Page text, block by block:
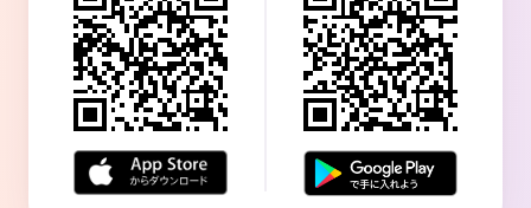
換も可能な立席に変わります。
のどが乾いたらお飲み物（ウーロン茶やアイスティー）をご自由にお取
りください（セルフサービスとなります）
◆よくある質問
Q. 所要時間はどのくらいですか？？
A. 開始から60-70分間を予定しています♪